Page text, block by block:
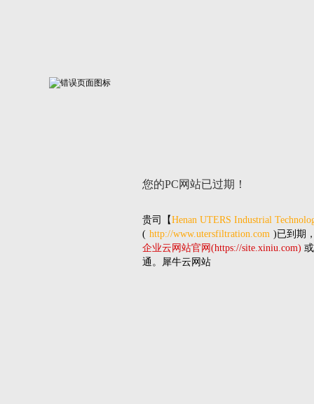
您的PC网站已过期！
贵司 【Henan UTERS Industrial
( http://www.utersfiltration.com )已到期
企业云网站官网(https://site.xiniu.com)
通。犀牛云网站